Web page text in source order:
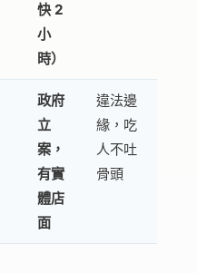
快 2
小
時）
政府
立
案，
有實
體店
面
違法邊
緣，吃
人不吐
骨頭